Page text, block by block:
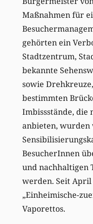
Maßnahmen für
gehörten ein
Stadtzentrum,
bekannte
sowie
bestimmten
Imbissstände, die
anbieten, wurden
BesucherInnen
und nachhaltigen
werden. Seit April
„Einheimische-
Vaporettos.